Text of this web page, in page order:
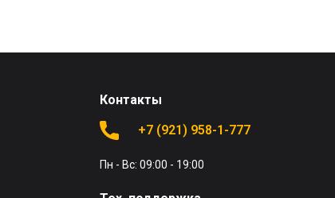
Контакты
+7 (921) 958-1-777
Пн - Вс: 09:00 - 19:00